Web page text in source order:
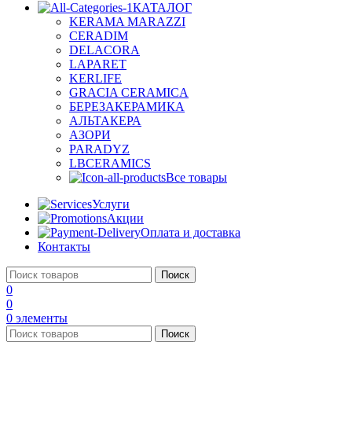
КАТАЛОГ
KERAMA MARAZZI
CERADIM
DELACORA
LAPARET
KERLIFE
GRACIA CERAMICA
БЕРЕЗАКЕРАМИКА
АЛЬТАКЕРА
АЗОРИ
PARADYZ
LBCERAMICS
Все товары
Услуги
Акции
Оплата и доставка
Контакты
Поиск
0
0
0 элементы
Поиск